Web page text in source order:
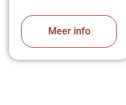
Meer info